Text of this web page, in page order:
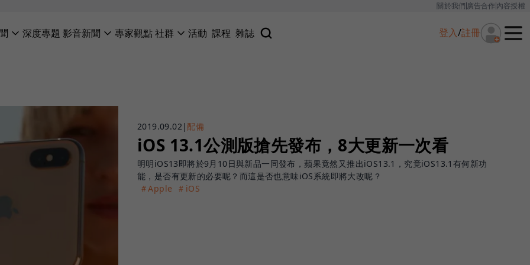
關於我們廣告合作內容授權
深度專題 影音新聞 專家觀點社群 活動 課程 雜誌 登入/註冊
2019.09.02| 配備
iOS 13.1公測版搶先發布，8大更新一次看
明明iOS13即將於9月10日與新品一同發布，蘋果竟然又推出iOS13.1，究竟iOS13.1有何新功
能，是否有更新的必要呢？而這是否也意味iOS系統即將大改呢？
＃Apple
＃iOS